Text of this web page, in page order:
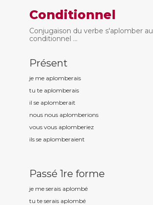
Conditionnel
Conjugaison du verbe s'aplomber au
conditionnel ...
Présent
je me aplomberais
tu te aplomberais
il se aplomberait
nous nous aplomberions
vous vous aplomberiez
ils se aplomberaient
Passé 1re forme
je me serais aplombé
tu te serais aplombé